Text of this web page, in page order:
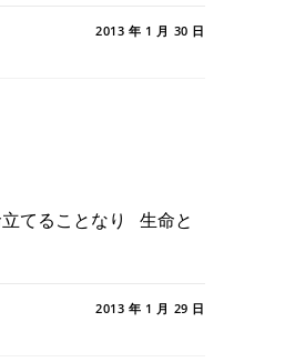
2013 年 1 月 30 日
ることなり 生命と
2013 年 1 月 29 日